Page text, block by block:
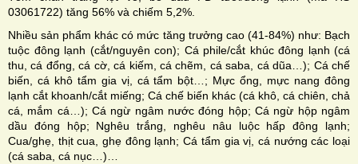
03061722) tăng 56% và chiếm 5,2%.
Nhiều sản phẩm khác có mức tăng trưởng cao (41-84%) như: Bạch
tuộc đông lạnh (cắt/nguyên con); Cá phile/cắt khúc đông lạnh (cá
thu, cá đổng, cá cờ, cá kiếm, cá chẽm, cá saba, cá dũa…); Cá chế
biến, cá khô tẩm gia vị, cá tẩm bột…; Mực ổng, mực nang đông
lạnh cắt khoanh/cắt miếng; Cá chế biến khác (cá khô, cá chiên, chả
cá, mắm cá…); Cá ngừ ngâm nước đóng hộp; Cá ngừ hộp ngâm
dầu đóng hộp; Nghêu trắng, nghêu nâu luộc hấp đông lạnh;
Cua/ghẹ, thịt cua, ghẹ đông lạnh; Cá tẩm gia vị, cá nướng các loại
(cá saba, cá nục…)…